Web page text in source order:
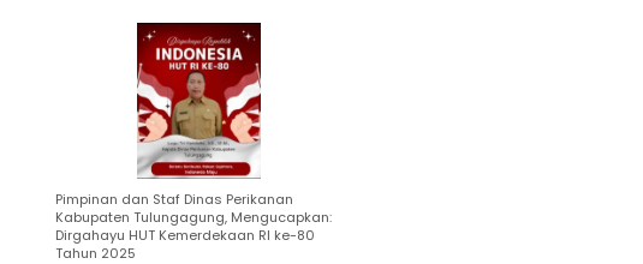
Pimpinan dan Staf Dinas Perikanan
Kabupaten Tulungagung, Mengucapkan:
Dirgahayu HUT Kemerdekaan RI ke-80
Tahun 2025